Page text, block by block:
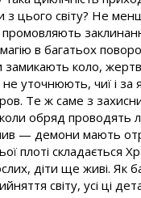
з цього світу? Не
в багатьох
коло,
не уточнюють, чиї і
Те ж саме з
обряд проводять
— демони мають
плоті складається
діти ще живі.
світу, усі ці